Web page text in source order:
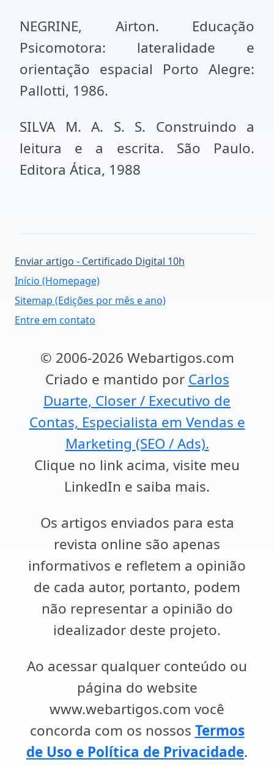
NEGRINE, Airton. Educação
Psicomotora: lateralidade e
orientação espacial Porto Alegre:
Pallotti, 1986.
SILVA M. A. S. S. Construindo a
leitura e a escrita. São Paulo.
Editora Ática, 1988
Enviar artigo - Certificado Digital 10h
Início (Homepage)
Sitemap (Edições por mês e ano)
Entre em contato
© 2006-2026 Webartigos.com
Criado e mantido por Carlos
Duarte, Closer / Executivo de
Contas, Especialista em Vendas e
Marketing (SEO / Ads).
Clique no link acima, visite meu
LinkedIn e saiba mais.
Os artigos enviados para esta
revista online são apenas
informativos e refletem a opinião
de cada autor, portanto, podem
não representar a opinião do
idealizador deste projeto.
Ao acessar qualquer conteúdo ou
página do website
www.webartigos.com você
concorda com os nossos Termos
de Uso e Política de Privacidade.